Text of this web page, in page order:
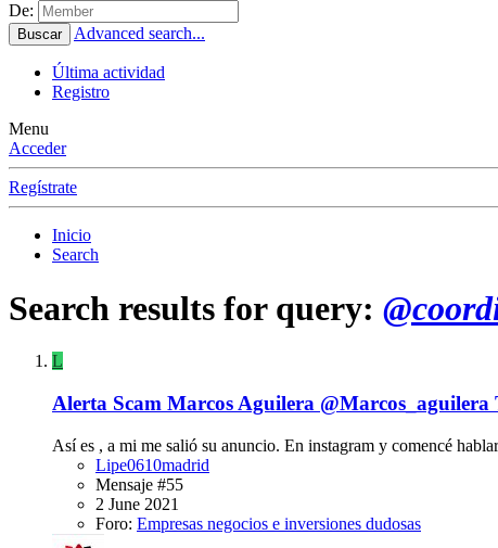
De:
Buscar Advanced search...
Última actividad
Registro
Menu
Acceder
Regístrate
Inicio
Search
Search results for query:
L
Alerta Scam Marcos Aguilera
Así es , a mi me salió su anuncio. En instagram y comencé
Lipe0610madrid
Mensaje #55
2 June 2021
Foro: Empresas negocios e inversiones dudosas